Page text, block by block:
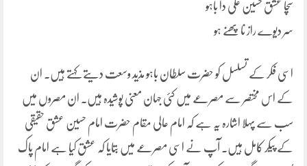
سچا عشق حسین علی دا باہو
سر دیوے راز نا پھنے ہو
اسی فکر کے تسلسل کو حضرت سلطان باہو مذید وسعت دیتے کہتے ہیں۔ ان
کے اس مختصر سے مصرعے میں کئی جہان معنی پوشیدہ ہیں۔ ان مصروں میں
سب سے پہلا اشارہ یہ ہے کہ امام عالی مقام حضرت امام حسین عشق حقیقی
کے پیکر کامل ہیں۔ آپ نے اسی مصرعے میں بتایا کہ عشق کیا ہے امام پاک